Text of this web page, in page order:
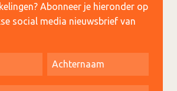
Abonneer je hieronder op
social media nieuwsbrief van